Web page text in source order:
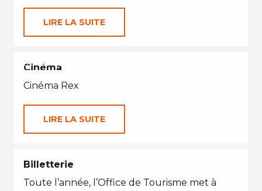
LIRE LA SUITE
EN TOUTES SAISONS
Cinéma
Cinéma Rex
LIRE LA SUITE
Billetterie
Toute l’année, l’Office de Tourisme met à